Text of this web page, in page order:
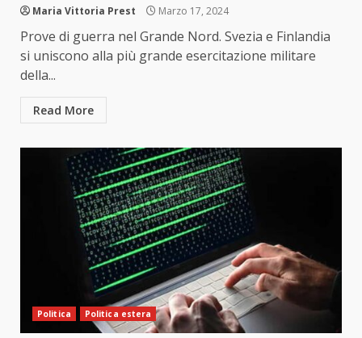
Maria Vittoria Prest Marzo 17, 2024
Prove di guerra nel Grande Nord. Svezia e Finlandia
si uniscono alla più grande esercitazione militare
della...
Read More
Politica Politica estera